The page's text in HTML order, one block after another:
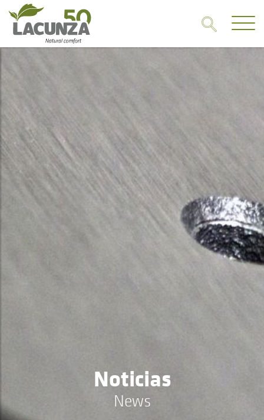
Noticias
News